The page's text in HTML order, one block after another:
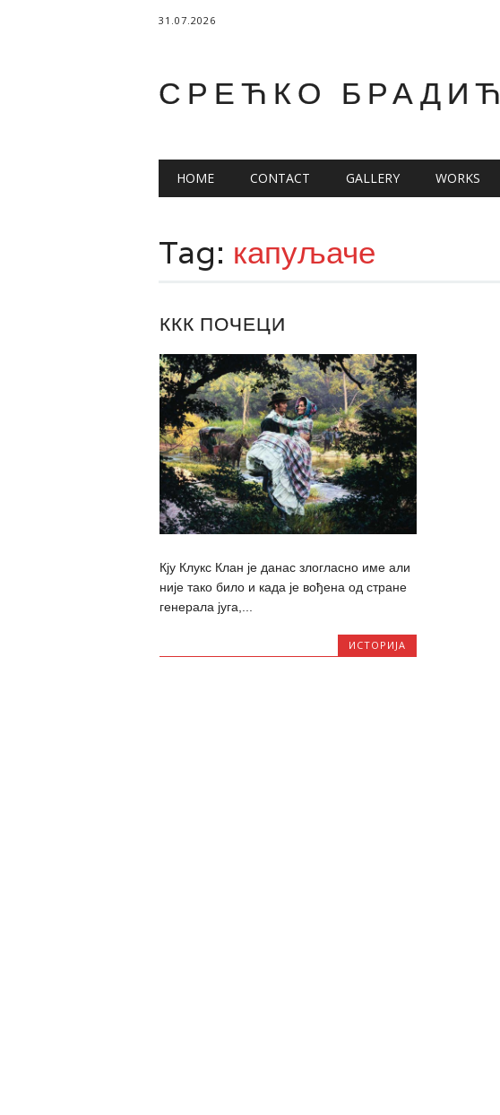
31.07.2026
СРЕЋКО БРАДИЋ
Main menu
HOME CONTACT GALLERY WORKS
Tag: капуљаче
ККК ПОЧЕЦИ
Кју Клукс Клан је данас злогласно име али
није тако било и када је вођена од стране
генерала југа,...
ИСТОРИЈА